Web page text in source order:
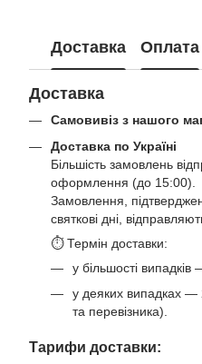
Доставка Оплата
Доставка
Самовивіз з нашого
Доставка по Україні
Більшість замовлень
оформлення (до 15:00).
Замовлення,
святкові дні,
⏱ Термін доставки:
у більшості
у деяких випадках —
та перевізника).
Тарифи доставки: